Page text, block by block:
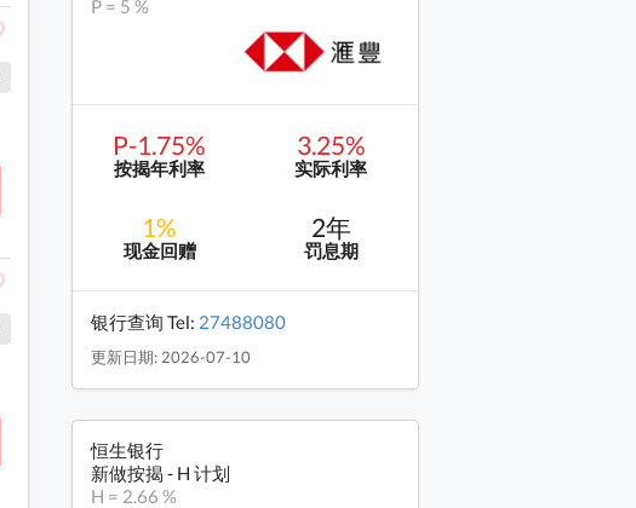
P = 5 %
P-1.75%
按揭年利率
3.25%
实际利率
1%
现金回赠
2年
罚息期
银行查询 Tel: 27488080
更新日期: 2026-07-10
恒生银行
新做按揭 - H 计划
H = 2.66 %